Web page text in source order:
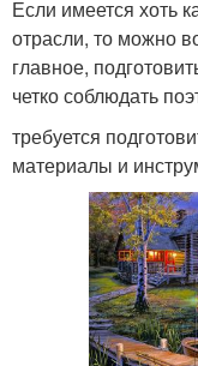
Если имеется хоть
отрасли, то можно
главное,
четко соблюдать
требуется
материалы и